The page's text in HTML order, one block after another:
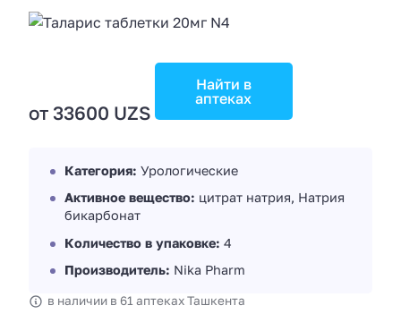
от 33600 UZS
Найти в
аптеках
Категория: Урологические
Активное вещество: цитрат натрия, Натрия
бикарбонат
Количество в упаковке: 4
Производитель: Nika Pharm
в наличии в 61 аптеках Ташкента